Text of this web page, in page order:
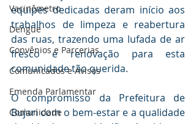
Vacinômetro
Dengue
Convênios e Parcerias
Comunicados e Avisos
Emenda Parlamentar
Comunidade
equipes dedicadas deram início aos
trabalhos de limpeza e reabertura
das ruas, trazendo uma lufada de ar
fresco e renovação para esta
comunidade tão querida.
O compromisso da Prefeitura de
Bujari com o bem-estar e a qualidade